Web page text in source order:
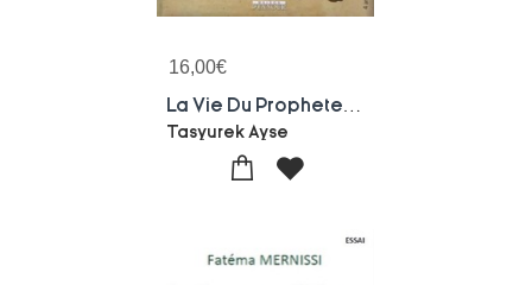
16,00€
Tasyurek Ayse